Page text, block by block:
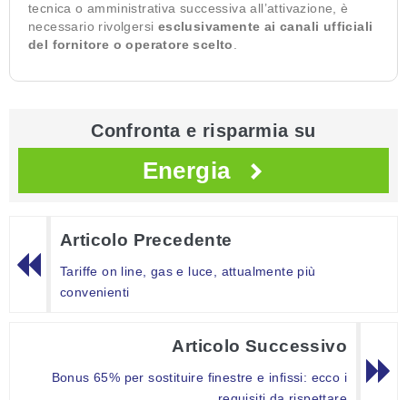
tecnica o amministrativa successiva all’attivazione, è
necessario rivolgersi esclusivamente ai canali ufficiali
del fornitore o operatore scelto
Confronta e risparmia su
Energia
Articolo Precedente
Tariffe on line, gas e luce, attualmente più
convenienti
Articolo Successivo
Bonus 65% per sostituire finestre e infissi: ecco i